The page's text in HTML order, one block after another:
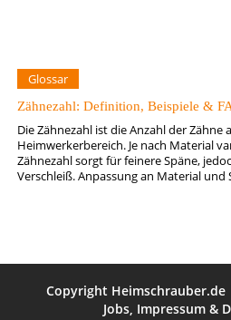
Glossar
Zähnezahl: Definition, Beispiele &
Die Zähnezahl ist die Anzahl der Zähne
Heimwerkerbereich. Je nach Material
Zähnezahl sorgt für feinere Späne,
Verschleiß. Anpassung an Material
Copyright Heimschrauber.de
Jobs, Impressum &